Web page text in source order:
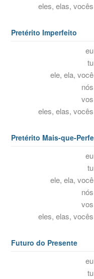
eles, elas, vocês
Pretérito Imperfeito
eu
tu
ele, ela, você
nós
vos
eles, elas, vocês
Pretérito Mais-que-
eu
tu
ele, ela, você
nós
vos
eles, elas, vocês
Futuro do Presente
eu
tu